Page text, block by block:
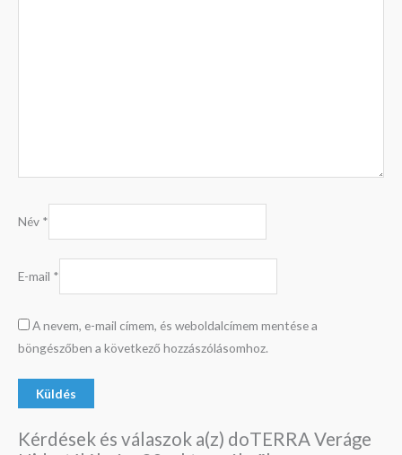
Név *
E-mail *
A nevem, e-mail címem, és weboldalcímem mentése a
böngészőben a következő hozzászólásomhoz.
Kérdések és válaszok a(z) doTERRA Veráge